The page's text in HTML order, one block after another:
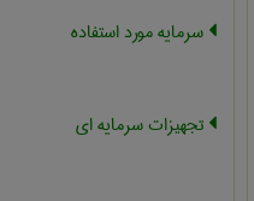
سرمایه مورد استفاده
تجهیزات سرمایه ای